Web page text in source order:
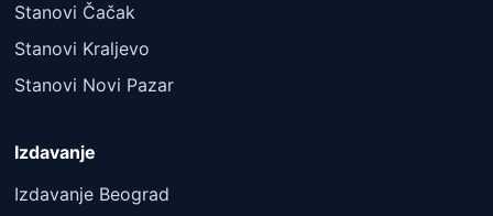
Stanovi Čačak
Stanovi Kraljevo
Stanovi Novi Pazar
Izdavanje
Izdavanje Beograd